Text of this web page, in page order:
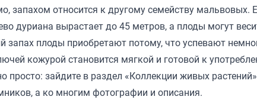
запахом относится к другому семейству мальвовых.
дуриана вырастает до 45 метров, а плоды могут
запах плоды приобретают потому, что успевают
кожурой становится мягкой и готовой к
просто: зайдите в раздел «Коллекции живых
а ко многим фотографии и описания.